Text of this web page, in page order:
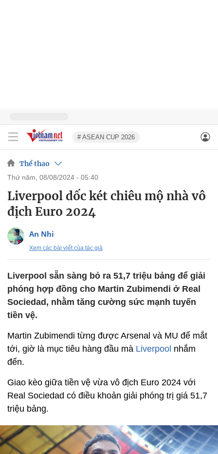
# ASEAN CUP 2026
Thể thao
thứ năm, 08/08/2024 - 05:40
Liverpool dốc két chiêu mộ nhà vô
địch Euro 2024
An Nhi
Xem các bài viết của tác giả
Liverpool sẵn sàng bỏ ra 51,7 triệu bảng để giải
phóng hợp đồng cho Martin Zubimendi ở Real
Sociedad, nhằm tăng cường sức mạnh tuyến
tiền vệ.
Martin Zubimendi từng được Arsenal và MU để mắt
tới, giờ là mục tiêu hàng đầu mà Liverpool nhắm
đến.
Giao kèo giữa tiền vệ vừa vô địch Euro 2024 với
Real Sociedad có điều khoản giải phóng trị giá 51,7
triệu bảng.